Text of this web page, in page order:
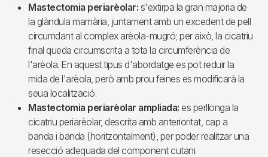
Mastectomia periarèolar: s'extirpa la gran majoria de
la glàndula mamària, juntament amb un excedent de pell
circumdant al complex arèola-mugró; per això, la cicatriu
final queda circumscrita a tota la circumferència de
l'arèola. En aquest tipus d'abordatge es pot reduir la
mida de l'arèola, però amb prou feines es modificarà la
seua localització.
Mastectomia periarèolar ampliada: es perllonga la
cicatriu periarèolar, descrita amb anterioritat, cap a
banda i banda (horitzontalment), per poder realitzar una
resecció adequada del component cutani.